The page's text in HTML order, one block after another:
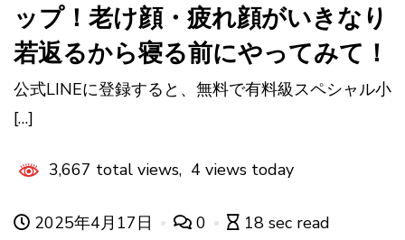
ップ！老け顔・疲れ顔がいきなり
若返るから寝る前にやってみて！
公式LINEに登録すると、無料で有料級スペシャル小
[…]
3,667 total views, 4 views today
2025年4月17日 0 18 sec read